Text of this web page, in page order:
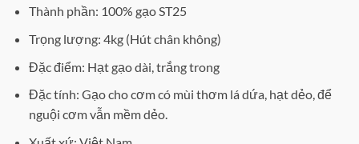
Thành phần: 100% gạo ST25
Trọng lượng: 4kg (Hút chân không)
Đặc điểm: Hạt gạo dài, trắng trong
Đặc tính: Gạo cho cơm có mùi thơm lá dứa, hạt dẻo, để
nguội cơm vẫn mềm dẻo.